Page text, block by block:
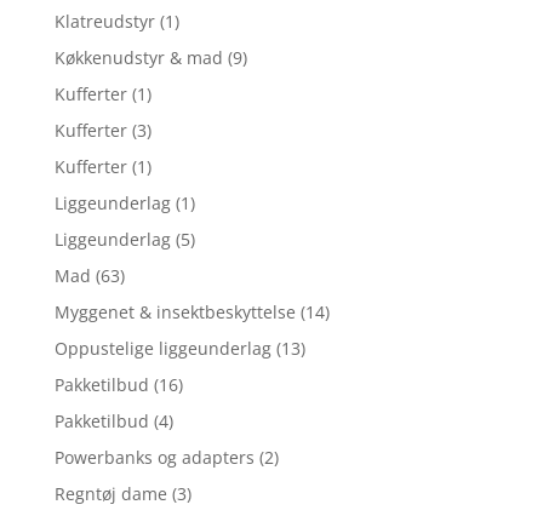
Klatreudstyr (1)
Køkkenudstyr & mad (9)
Kufferter (1)
Kufferter (3)
Kufferter (1)
Liggeunderlag (1)
Liggeunderlag (5)
Mad (63)
Myggenet & insektbeskyttelse (14)
Oppustelige liggeunderlag (13)
Pakketilbud (16)
Pakketilbud (4)
Powerbanks og adapters (2)
Regntøj dame (3)